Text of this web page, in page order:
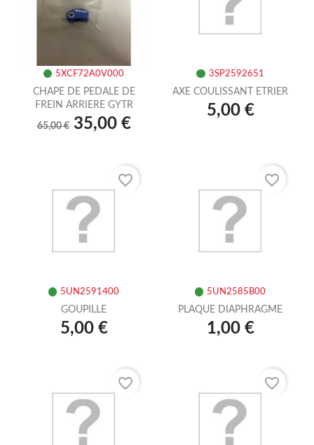
5XCF72A0V000
CHAPE DE PEDALE DE
FREIN ARRIERE GYTR
65,00 € 35,00 €
3SP2592651
AXE COULISSANT ETRIER
5,00 €
5UN2591400
GOUPILLE
5,00 €
favorite_border
5UN2585B00
PLAQUE DIAPHRAGME
1,00 €
favorite_border
favorite_border favorite_border